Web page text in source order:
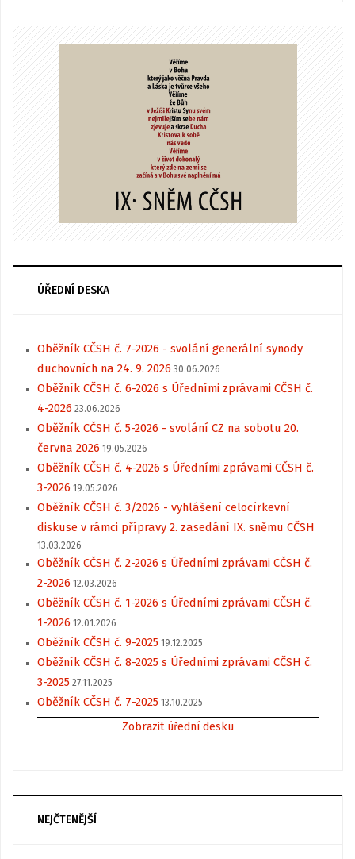
ÚŘEDNÍ DESKA
Oběžník CČSH č. 7-2026 - svolání generální synody
duchovních na 24. 9. 2026 30.06.2026
Oběžník CČSH č. 6-2026 s Úředními zprávami CČSH č.
4-2026 23.06.2026
Oběžník CČSH č. 5-2026 - svolání CZ na sobotu 20.
června 2026 19.05.2026
Oběžník CČSH č. 4-2026 s Úředními zprávami CČSH č.
3-2026 19.05.2026
Oběžník CČSH č. 3/2026 - vyhlášení celocírkevní
diskuse v rámci přípravy 2. zasedání IX. sněmu CČSH
13.03.2026
Oběžník CČSH č. 2-2026 s Úředními zprávami CČSH č.
2-2026 12.03.2026
Oběžník CČSH č. 1-2026 s Úředními zprávami CČSH č.
1-2026 12.01.2026
Oběžník CČSH č. 9-2025 19.12.2025
Oběžník CČSH č. 8-2025 s Úředními zprávami CČSH č.
3-2025 27.11.2025
Oběžník CČSH č. 7-2025 13.10.2025
Zobrazit úřední desku
NEJČTENĚJŠÍ